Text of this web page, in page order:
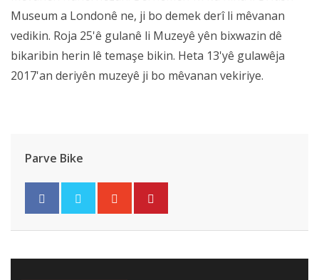
Museum a Londonê ne, ji bo demek derî li mêvanan
vedikin. Roja 25'ê gulanê li Muzeyê yên bixwazin dê
bikaribin herin lê temaşe bikin. Heta 13'yê gulawêja
2017'an deriyên muzeyê ji bo mêvanan vekiriye.
Parve Bike